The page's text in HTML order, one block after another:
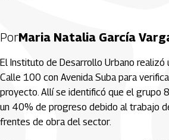
PorMaria Natalia García
El Instituto de Desarrollo Urbano realizó
Calle 100 con Avenida Suba para
proyecto. Allí se identificó que el grupo
un 40% de progreso debido al trabajo
frentes de obra del sector.